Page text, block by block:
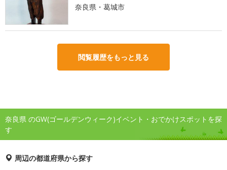
奈良県・葛城市
閲覧履歴をもっと見る
奈良県 のGW(ゴールデンウィーク)イベント・おでかけスポットを探
す
周辺の都道府県から探す